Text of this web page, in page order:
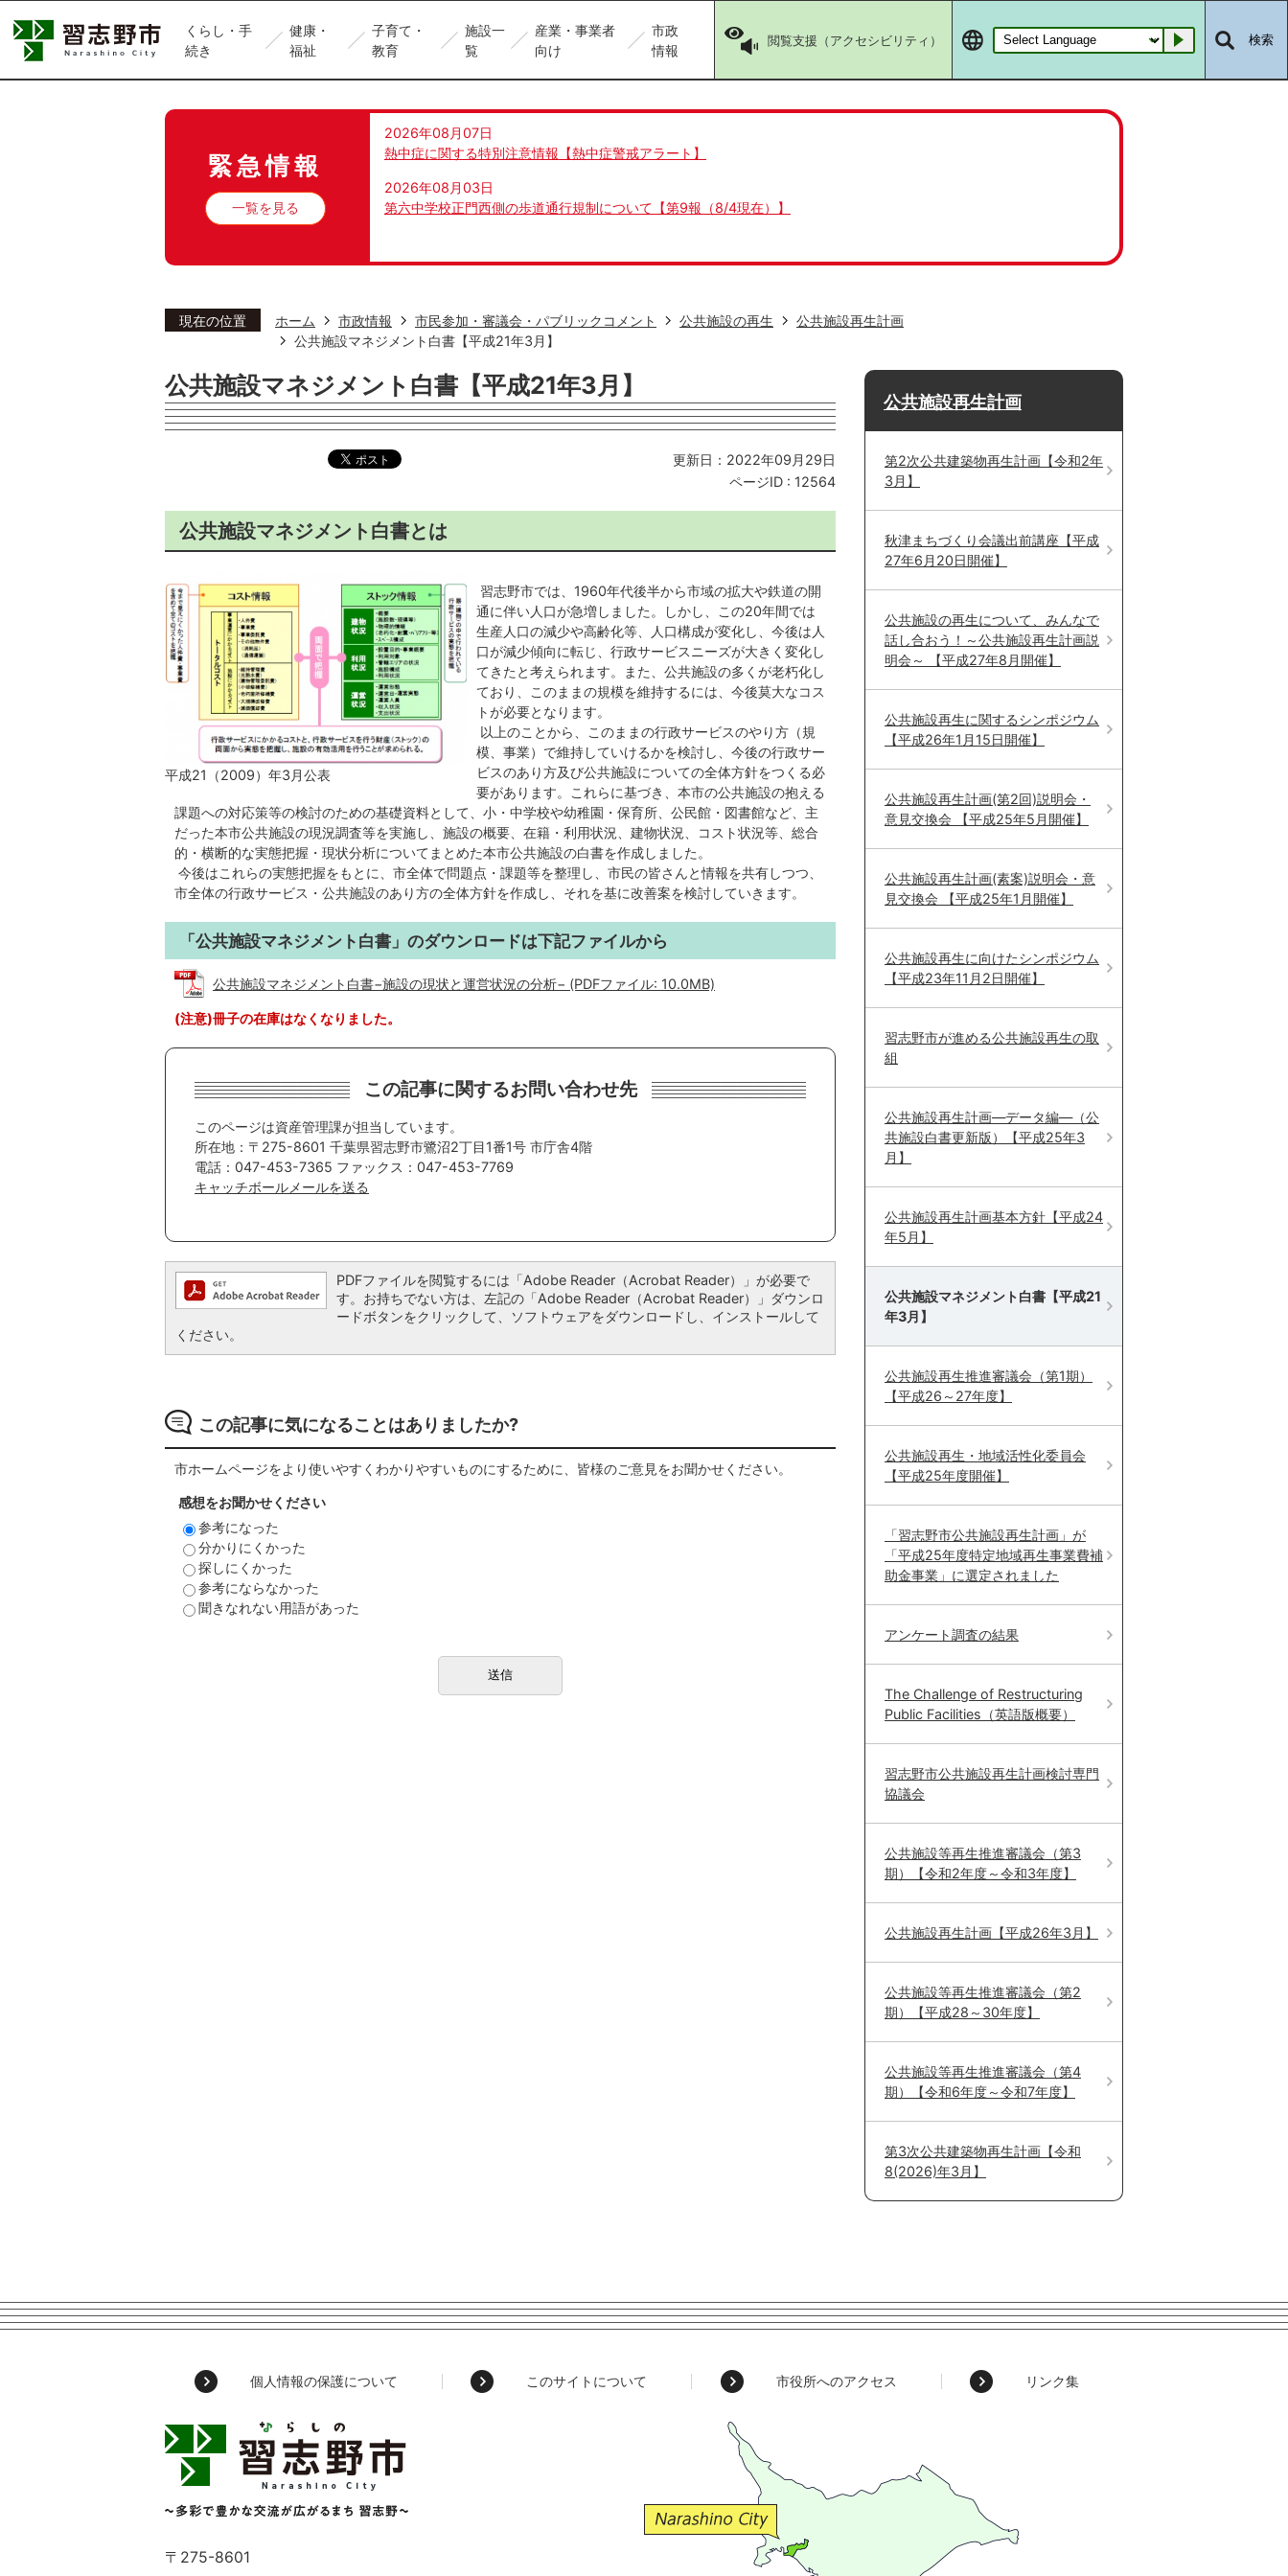
くらし・手
続き
健康・
福祉
子育て・
教育
施設一
覧
産業・事業者
向け
市政
情報
閲覧支援（アクセシビリティ） Go 検索
緊急情報
一覧を見る
2026年08月07日
熱中症に関する特別注意情報【熱中症警戒アラート】
2026年08月03日
第六中学校正門西側の歩道通行規制について【第9報（8/4現在）】
現在の位置 ホーム 市政情報 市民参加・審議会・パブリックコメント 公共施設の再生
公共施設再生計画
公共施設マネジメント白書【平成21年3月】
公共施設マネジメント白書【平成21年3月】
更新日：2022年09月29日
ページID : 12564
公共施設マネジメント白書とは
平成21（2009）年3月公表
習志野市では、1960年代後半から市域の拡大や鉄道の開
通に伴い人口が急増しました。しかし、この20年間では
生産人口の減少や高齢化等、人口構成が変化し、今後は人
口が減少傾向に転じ、行政サービスニーズが大きく変化し
てきたと考えられます。また、公共施設の多くが老朽化し
ており、このままの規模を維持するには、今後莫大なコス
トが必要となります。
以上のことから、このままの行政サービスのやり方（規
模、事業）で維持していけるかを検討し、今後の行政サー
ビスのあり方及び公共施設についての全体方針をつくる必
要があります。これらに基づき、本市の公共施設の抱える
課題への対応策等の検討のための基礎資料として、小・中学校や幼稚園・保育所、公民館・図書館など、主
だった本市公共施設の現況調査等を実施し、施設の概要、在籍・利用状況、建物状況、コスト状況等、総合
的・横断的な実態把握・現状分析についてまとめた本市公共施設の白書を作成しました。
今後はこれらの実態把握をもとに、市全体で問題点・課題等を整理し、市民の皆さんと情報を共有しつつ、
市全体の行政サービス・公共施設のあり方の全体方針を作成し、それを基に改善案を検討していきます。
「公共施設マネジメント白書」のダウンロードは下記ファイルから
公共施設マネジメント白書−施設の現状と運営状況の分析− (PDFファイル: 10.0MB)
(注意)冊子の在庫はなくなりました。
この記事に関するお問い合わせ先
このページは資産管理課が担当しています。
所在地：〒275-8601 千葉県習志野市鷺沼2丁目1番1号 市庁舎4階
電話：047-453-7365 ファックス：047-453-7769
キャッチボールメールを送る
PDFファイルを閲覧するには「Adobe Reader（Acrobat Reader）」が必要で
す。お持ちでない方は、左記の「Adobe Reader（Acrobat Reader）」ダウンロ
ードボタンをクリックして、ソフトウェアをダウンロードし、インストールして
ください。
この記事に気になることはありましたか?
市ホームページをより使いやすくわかりやすいものにするために、皆様のご意見をお聞かせください。
感想をお聞かせください
参考になった
分かりにくかった
探しにくかった
参考にならなかった
聞きなれない用語があった
公共施設再生計画
第2次公共建築物再生計画【令和2年
3月】
秋津まちづくり会議出前講座【平成
27年6月20日開催】
公共施設の再生について、みんなで
話し合おう！～公共施設再生計画説
明会～ 【平成27年8月開催】
公共施設再生に関するシンポジウム
【平成26年1月15日開催】
公共施設再生計画(第2回)説明会・
意見交換会 【平成25年5月開催】
公共施設再生計画(素案)説明会・意
見交換会 【平成25年1月開催】
公共施設再生に向けたシンポジウム
【平成23年11月2日開催】
習志野市が進める公共施設再生の取
組
公共施設再生計画―データ編―（公
共施設白書更新版）【平成25年3
月】
公共施設再生計画基本方針【平成24
年5月】
公共施設マネジメント白書【平成21
年3月】
公共施設再生推進審議会（第1期）
【平成26～27年度】
公共施設再生・地域活性化委員会
【平成25年度開催】
「習志野市公共施設再生計画」が
「平成25年度特定地域再生事業費補
助金事業」に選定されました
アンケート調査の結果
The Challenge of Restructuring
Public Facilities（英語版概要）
習志野市公共施設再生計画検討専門
協議会
公共施設等再生推進審議会（第3
期）【令和2年度～令和3年度】
公共施設再生計画【平成26年3月】
公共施設等再生推進審議会（第2
期）【平成28～30年度】
公共施設等再生推進審議会（第4
期）【令和6年度～令和7年度】
第3次公共建築物再生計画【令和
8(2026)年3月】
個人情報の保護について このサイトについて 市役所へのアクセス リンク集
習
志
Narashino
～
〒275-8601